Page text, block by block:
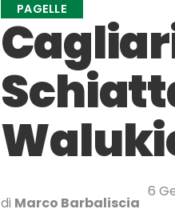
PAGELLE
di Marco Barbaliscia
6